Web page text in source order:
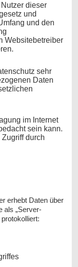
dieser
und
und den
Websitebetreiber
sehr
Daten
im Internet
sein kann.
durch
erhebt Daten über
als „Server-